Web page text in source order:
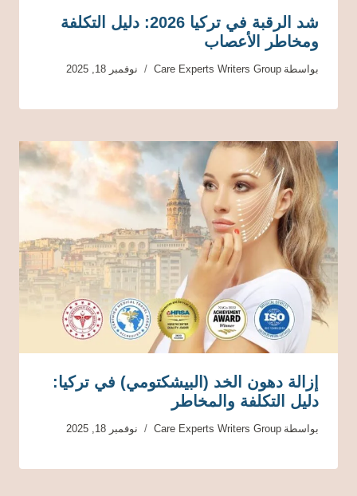
شد الرقبة في تركيا 2026: دليل التكلفة
ومخاطر الأعصاب
بواسطة Care Experts Writers Group نوفمبر 18, 2025
إزالة دهون الخد (البيشكتومي) في تركيا:
دليل التكلفة والمخاطر
بواسطة Care Experts Writers Group نوفمبر 18, 2025